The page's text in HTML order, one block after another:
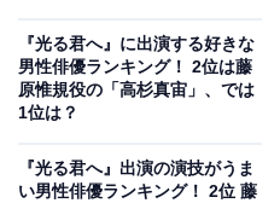
『光る君へ』に出演する好きな
男性俳優ランキング！ 2位は藤
原惟規役の「高杉真宙」、では
1位は？
『光る君へ』出演の演技がうま
い男性俳優ランキング！ 2位 藤